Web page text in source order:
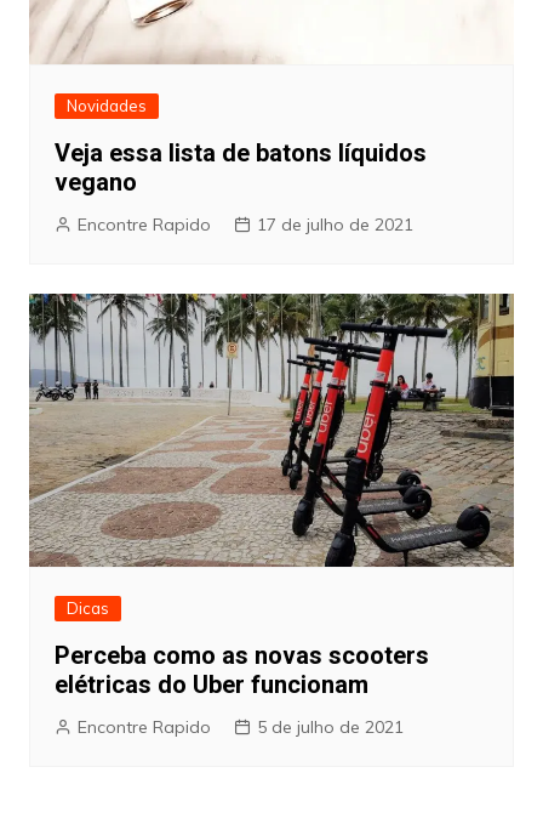
Novidades
Veja essa lista de batons líquidos
vegano
Encontre Rapido 17 de julho de 2021
Dicas
Perceba como as novas scooters
elétricas do Uber funcionam
Encontre Rapido 5 de julho de 2021